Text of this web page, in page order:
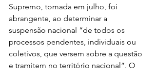
Supremo, tomada em julho, foi
abrangente, ao determinar a
suspensão nacional “de todos os
processos pendentes, individuais ou
coletivos, que versem sobre a questão
e tramitem no território nacional”. O